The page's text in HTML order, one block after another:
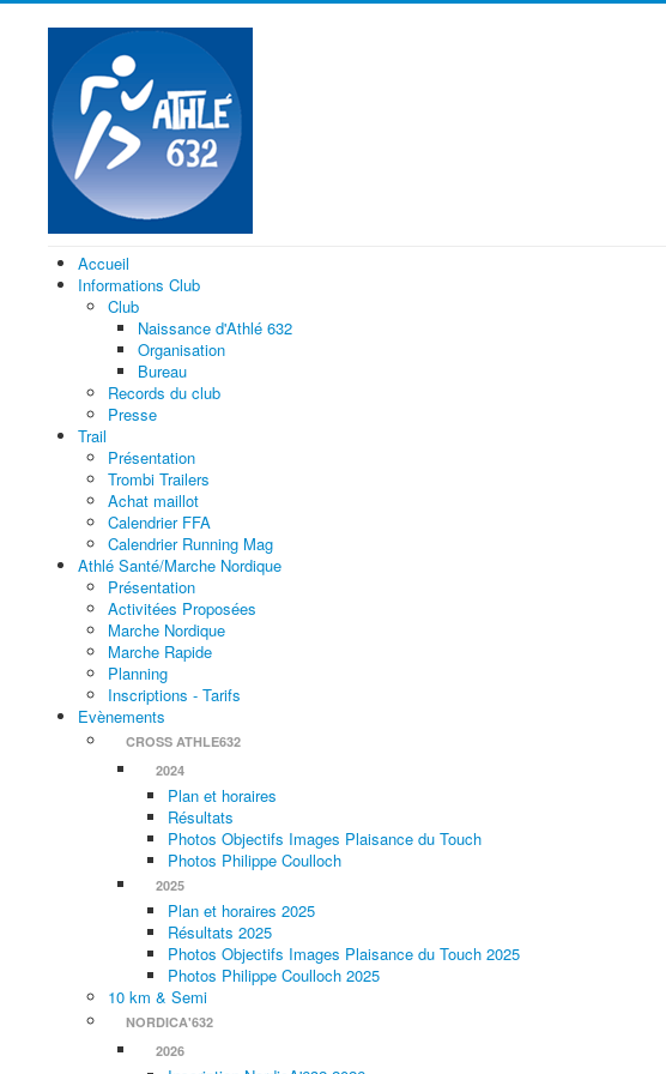
Accueil
Informations Club
Club
Naissance d'Athlé 632
Organisation
Bureau
Records du club
Presse
Trail
Présentation
Trombi Trailers
Achat maillot
Calendrier FFA
Calendrier Running Mag
Athlé Santé/Marche Nordique
Présentation
Activitées Proposées
Marche Nordique
Marche Rapide
Planning
Inscriptions - Tarifs
Evènements
CROSS ATHLE632
2024
Plan et horaires
Résultats
Photos Objectifs Images Plaisance du Touch
Photos Philippe Coulloch
2025
Plan et horaires 2025
Résultats 2025
Photos Objectifs Images Plaisance du Touch 2025
Photos Philippe Coulloch 2025
10 km & Semi
NORDICA'632
2026